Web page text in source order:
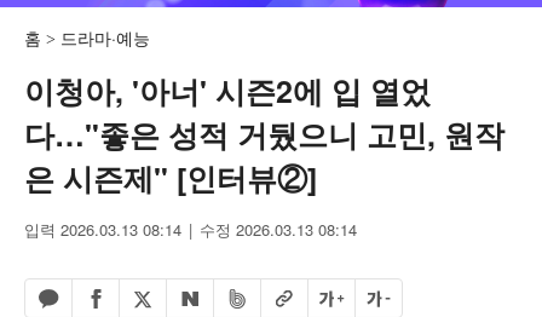
홈 드라마·예능
이청아, '아너' 시즌2에 입 열었
다…"좋은 성적 거뒀으니 고민, 원작
은 시즌제" [인터뷰②]
입력 2026.03.13 08:14 수정 2026.03.13 08:14
카카오톡 공유하기
페이스북 공유하기
엑스 공유하기
네이버 공유하기
밴드 공유하기
URL복사글자 크게글자 작게